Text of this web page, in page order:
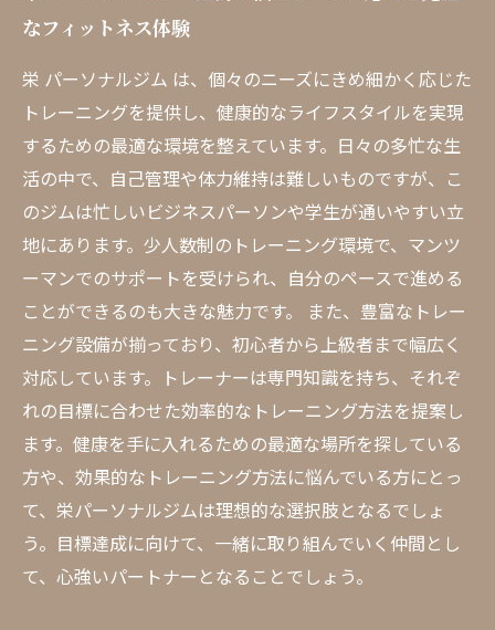
も最適な通いやすさ
初心者から上級者まで：幅広いニーズに応える
トレーニング設備
効果的なトレーニング方法：栄パーソナルジム
で新たな挑戦を
心身ともに健康を手に入れる：栄パーソナルジ
ムで理想のライフスタイルへ
なフィットネス体験
栄 パーソナルジム は、個々のニーズにきめ細かく応じた
トレーニングを提供し、健康的なライフスタイルを実現
するための最適な環境を整えています。日々の多忙な生
活の中で、自己管理や体力維持は難しいものですが、こ
のジムは忙しいビジネスパーソンや学生が通いやすい立
地にあります。少人数制のトレーニング環境で、マンツ
ーマンでのサポートを受けられ、自分のペースで進める
ことができるのも大きな魅力です。 また、豊富なトレー
ニング設備が揃っており、初心者から上級者まで幅広く
対応しています。トレーナーは専門知識を持ち、それぞ
れの目標に合わせた効率的なトレーニング方法を提案し
ます。健康を手に入れるための最適な場所を探している
方や、効果的なトレーニング方法に悩んでいる方にとっ
て、栄パーソナルジムは理想的な選択肢となるでしょ
う。目標達成に向けて、一緒に取り組んでいく仲間とし
て、心強いパートナーとなることでしょう。